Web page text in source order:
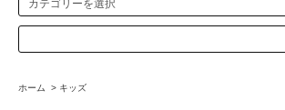
ホーム > キッズ